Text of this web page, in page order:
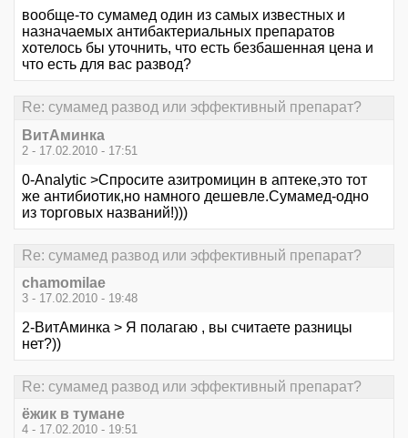
вообще-то сумамед один из самых известных и
назначаемых антибактериальных препаратов
хотелось бы уточнить, что есть безбашенная цена и
что есть для вас развод?
Re: сумамед развод или эффективный препарат?
ВитАминка
2 - 17.02.2010 - 17:51
0-Analytic >Спросите азитромицин в аптеке,это тот
же антибиотик,но намного дешевле.Сумамед-одно
из торговых названий!)))
Re: сумамед развод или эффективный препарат?
chamomilae
3 - 17.02.2010 - 19:48
2-ВитАминка > Я полагаю , вы считаете разницы
нет?))
Re: сумамед развод или эффективный препарат?
ёжик в тумане
4 - 17.02.2010 - 19:51